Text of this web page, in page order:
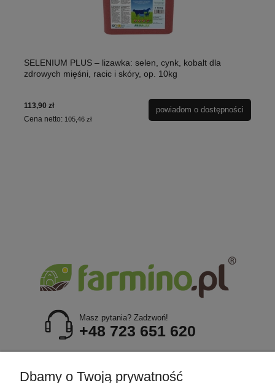
SELENIUM PLUS – lizawka: selen, cynk, kobalt dla
zdrowych mięśni, racic i skóry, op. 10kg
113,90 zł
Cena netto: 105,46 zł
powiadom o dostępności
Masz pytania? Zadzwoń!
+48 723 651 620
Dbamy o Twoją prywatność